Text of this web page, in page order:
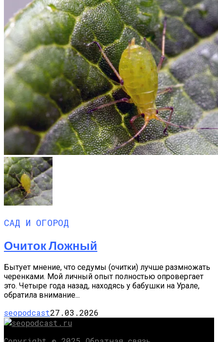
САД И ОГОРОД
Очиток Ложный
Бытует мнение, что седумы (очитки) лучше раз­множать
черенками. Мой личный опыт полностью опровергает
это. Четыре года назад, находясь у ба­бушки на Урале,
обратила внимание...
seopodcast27.03.2026